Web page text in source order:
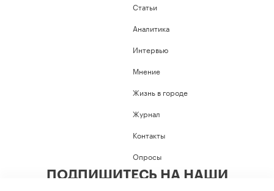
Статьи
Аналитика
Интервью
Мнение
Жизнь в городе
Журнал
Контакты
Опросы
ПОДПИШИТЕСЬ НА НАШИ